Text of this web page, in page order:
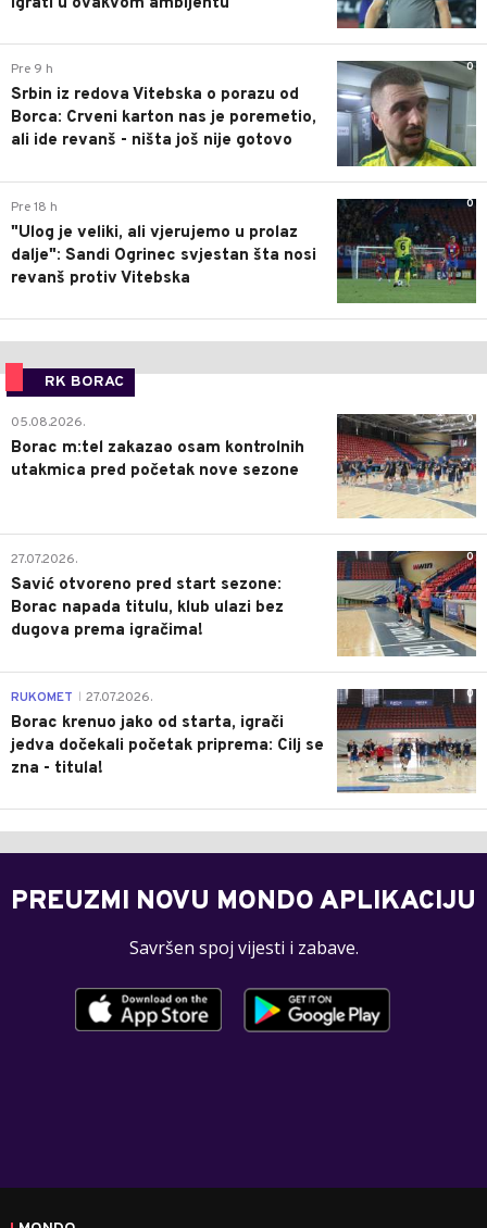
0
Pre 9 h
Srbin iz redova Vitebska o porazu od
Borca: Crveni karton nas je poremetio,
ali ide revanš - ništa još nije gotovo
0
Pre 18 h
"Ulog je veliki, ali vjerujemo u prolaz
dalje": Sandi Ogrinec svjestan šta nosi
revanš protiv Vitebska
RK BORAC
0
05.08.2026.
Borac m:tel zakazao osam kontrolnih
utakmica pred početak nove sezone
0
27.07.2026.
Savić otvoreno pred start sezone:
Borac napada titulu, klub ulazi bez
dugova prema igračima!
0
RUKOMET 27.07.2026.
Borac krenuo jako od starta, igrači
jedva dočekali početak priprema: Cilj se
zna - titula!
PREUZMI NOVU MONDO APLIKACIJU
Savršen spoj vijesti i zabave.